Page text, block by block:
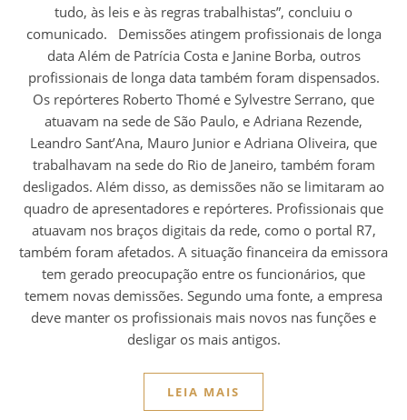
tudo, às leis e às regras trabalhistas”, concluiu o
comunicado. Demissões atingem profissionais de longa
data Além de Patrícia Costa e Janine Borba, outros
profissionais de longa data também foram dispensados.
Os repórteres Roberto Thomé e Sylvestre Serrano, que
atuavam na sede de São Paulo, e Adriana Rezende,
Leandro Sant’Ana, Mauro Junior e Adriana Oliveira, que
trabalhavam na sede do Rio de Janeiro, também foram
desligados. Além disso, as demissões não se limitaram ao
quadro de apresentadores e repórteres. Profissionais que
atuavam nos braços digitais da rede, como o portal R7,
também foram afetados. A situação financeira da emissora
tem gerado preocupação entre os funcionários, que
temem novas demissões. Segundo uma fonte, a empresa
deve manter os profissionais mais novos nas funções e
desligar os mais antigos.
LEIA MAIS